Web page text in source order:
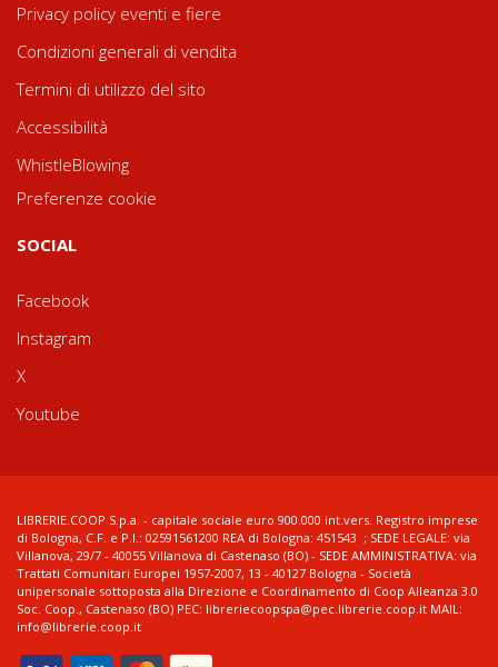
Privacy policy eventi e fiere
Condizioni generali di vendita
Termini di utilizzo del sito
Accessibilità
WhistleBlowing
Preferenze cookie
SOCIAL
Facebook
Instagram
X
Youtube
LIBRERIE.COOP S.p.a. - capitale sociale euro 900.000 int.vers. Registro imprese
di Bologna, C.F. e P.I.: 02591561200 REA di Bologna: 451543 ; SEDE LEGALE: via
Villanova, 29/7 - 40055 Villanova di Castenaso (BO) - SEDE AMMINISTRATIVA: via
Trattati Comunitari Europei 1957-2007, 13 - 40127 Bologna - Società
unipersonale sottoposta alla Direzione e Coordinamento di Coop Alleanza 3.0
Soc. Coop., Castenaso (BO) PEC: libreriecoopspa@pec.librerie.coop.it MAIL:
info@librerie.coop.it